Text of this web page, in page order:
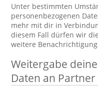
Unter bestimmten
personenbezogenen
mehr mit dir in
diesem Fall dürfen wir
weitere
Weitergabe
Daten an Partner